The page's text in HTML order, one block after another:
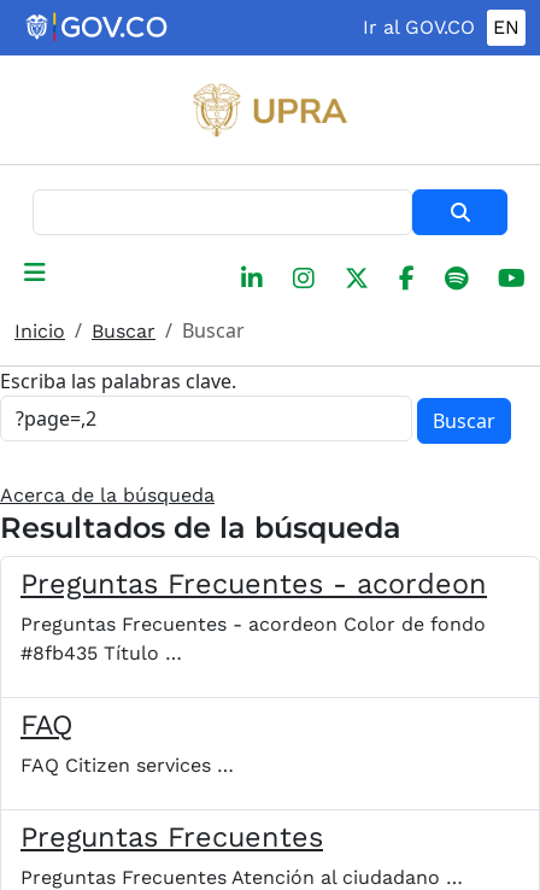
Pasar al contenido principal
Ir al GOV.CO EN
Inicio Buscar
Buscar
Escriba las palabras clave.
Buscar
Acerca de la búsqueda
Resultados de la búsqueda
Preguntas Frecuentes - acordeon
Preguntas Frecuentes - acordeon Color de fondo
#8fb435 Título …
FAQ
FAQ Citizen services …
Preguntas Frecuentes
Preguntas Frecuentes Atención al ciudadano …